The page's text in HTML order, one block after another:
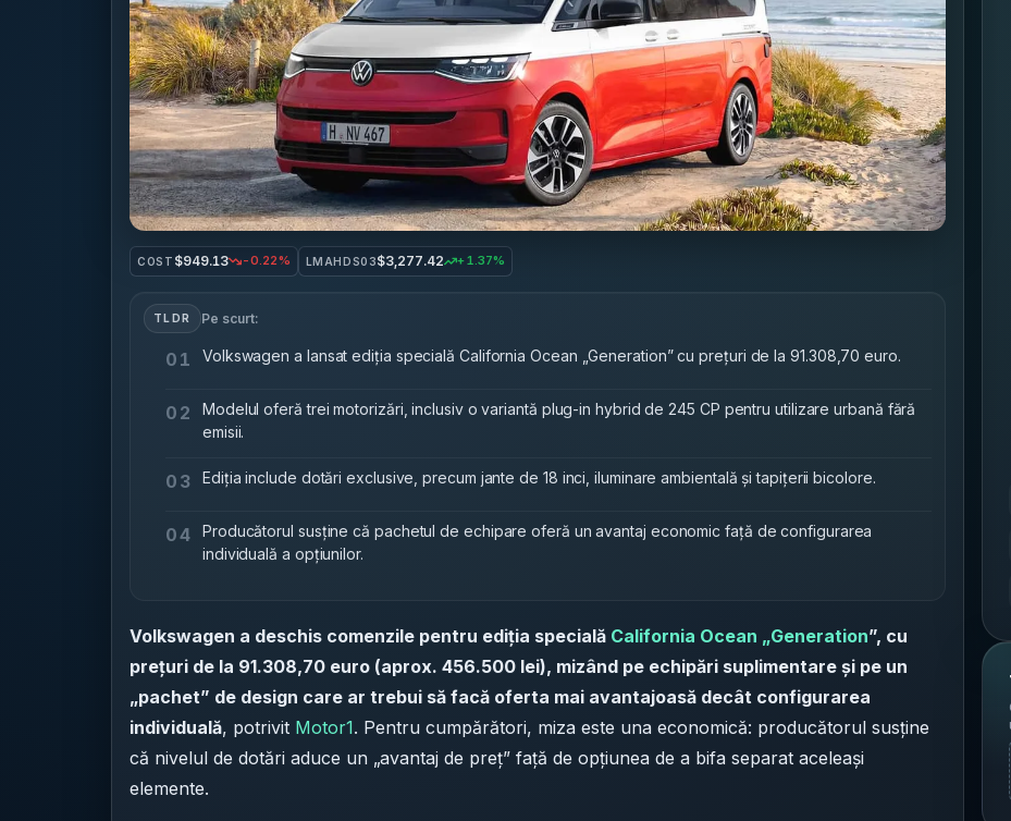
COST $949.13 -0.22% LMAHDS03$3,277.42 +1.37%
TLDR Pe scurt:
01 Volkswagen a lansat ediția specială California Ocean „Generation” cu prețuri de la 91.308,70 euro.
02
Modelul oferă trei motorizări, inclusiv o variantă plug-in hybrid de 245 CP pentru utilizare urbană fără
emisii.
03 Ediția include dotări exclusive, precum jante de 18 inci, iluminare ambientală și tapițerii bicolore.
04
Producătorul susține că pachetul de echipare oferă un avantaj economic față de configurarea
individuală a opțiunilor.
Volkswagen a deschis comenzile pentru ediția specială California Ocean „Generation”, cu
prețuri de la 91.308,70 euro (aprox. 456.500 lei), mizând pe echipări suplimentare și pe un
„pachet” de design care ar trebui să facă oferta mai avantajoasă decât configurarea
individuală, potrivit Motor1. Pentru cumpărători, miza este una economică: producătorul susține
că nivelul de dotări aduce un „avantaj de preț” față de opțiunea de a bifa separat aceleași
elemente.